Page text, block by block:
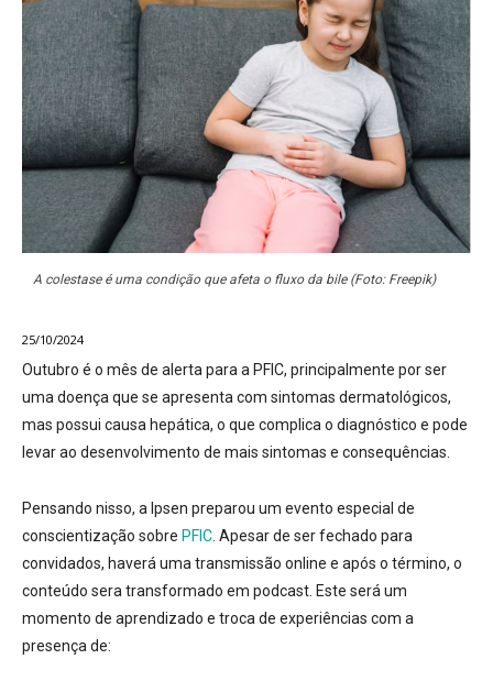
A colestase é uma condição que afeta o fluxo da bile (Foto: Freepik)
25/10/2024
Outubro é o mês de alerta para a PFIC, principalmente por ser
uma doença que se apresenta com sintomas dermatológicos,
mas possui causa hepática, o que complica o diagnóstico e pode
levar ao desenvolvimento de mais sintomas e consequências.
Pensando nisso, a Ipsen preparou um evento especial de
conscientização sobre PFIC. Apesar de ser fechado para
convidados, haverá uma transmissão online e após o término, o
conteúdo sera transformado em podcast. Este será um
momento de aprendizado e troca de experiências com a
presença de: